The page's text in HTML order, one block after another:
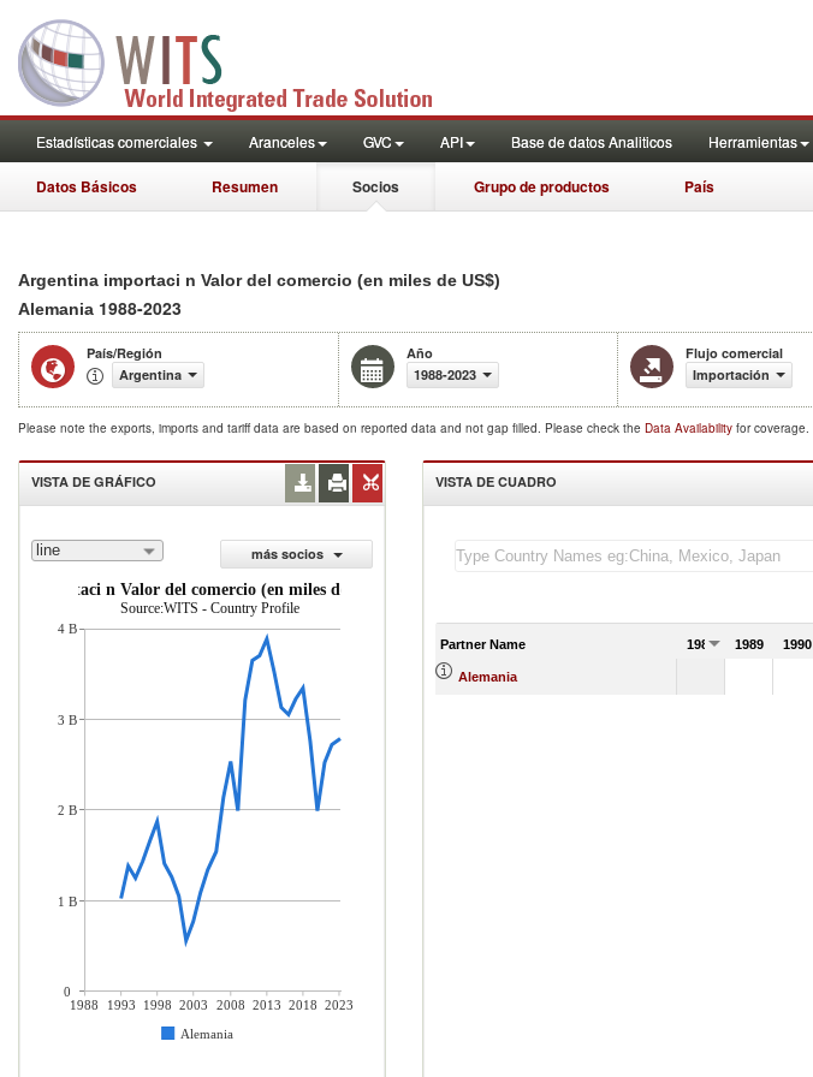
Estadísticas comerciales Aranceles GVC API Base de datos Analiticos Herramientas
Datos Básicos Resumen Socios Grupo de productos País
Argentina importaci n Valor del comercio (en miles de US$)
Alemania 1988-2023
País/Región
Argentina
Año
1988-2023
Flujo comercial
Importación
Please note the exports, imports and tariff data are based on reported data and not gap filled. Please check the Data Availability for coverage.
VISTA DE GRÁFICO
line
más socios
importaci n Valor del comercio (en miles de US$)
Source:WITS - Country Profile
1988 1993 1998 2003 2008 2013 2018 2023
Alemania
4 B
3 B
2 B
1 B
0
VISTA DE CUADRO
Partner Name 1988 1989 1990
Alemania